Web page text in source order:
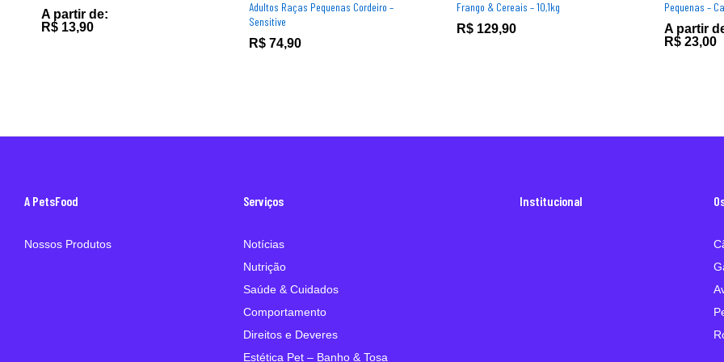
A partir de:
R$ 13,90
Adultos Raças Pequenas Cordeiro –
Sensitive
R$ 74,90
Frango & Cereais – 10,1kg
R$ 129,90
Pequenas –
A partir
R$ 23,00
A PetsFood
Nossos Produtos
Serviços
Notícias
Nutrição
Saúde & Cuidados
Comportamento
Direitos e Deveres
Estética Pet – Banho & Tosa
Institucional